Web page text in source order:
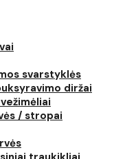
svarstyklės
diržai
/ stropai